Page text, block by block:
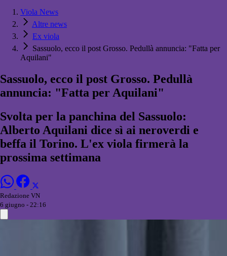
Viola News
Altre news
Ex viola
Sassuolo, ecco il post Grosso. Pedullà annuncia: "Fatta per
Aquilani"
Sassuolo, ecco il post Grosso. Pedullà
annuncia: "Fatta per Aquilani"
Svolta per la panchina del Sassuolo:
Alberto Aquilani dice sì ai neroverdi e
beffa il Torino. L'ex viola firmerà la
prossima settimana
Redazione VN
6 giugno - 22:16